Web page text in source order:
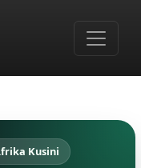
Kusini